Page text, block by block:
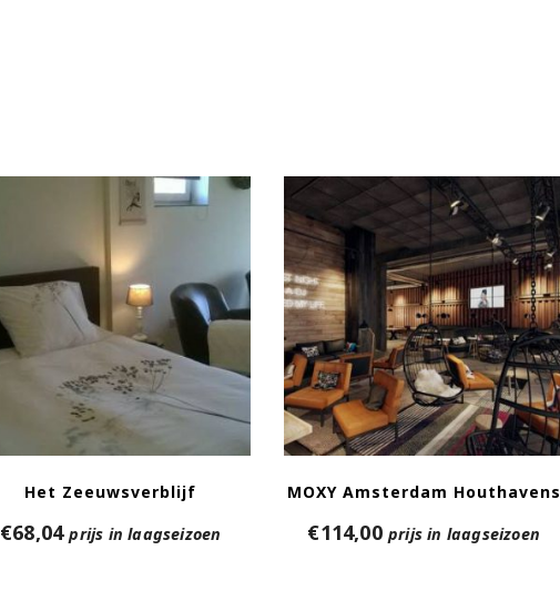
Het Zeeuwsverblijf
€68,04 prijs in laagseizoen
MOXY Amsterdam Houthavens
€114,00 prijs in laagseizoen